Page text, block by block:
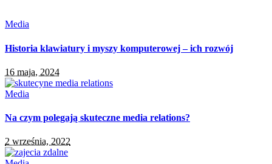
Media
Historia klawiatury i myszy komputerowej – ich rozwój
16 maja, 2024
Media
Na czym polegają skuteczne media relations?
2 września, 2022